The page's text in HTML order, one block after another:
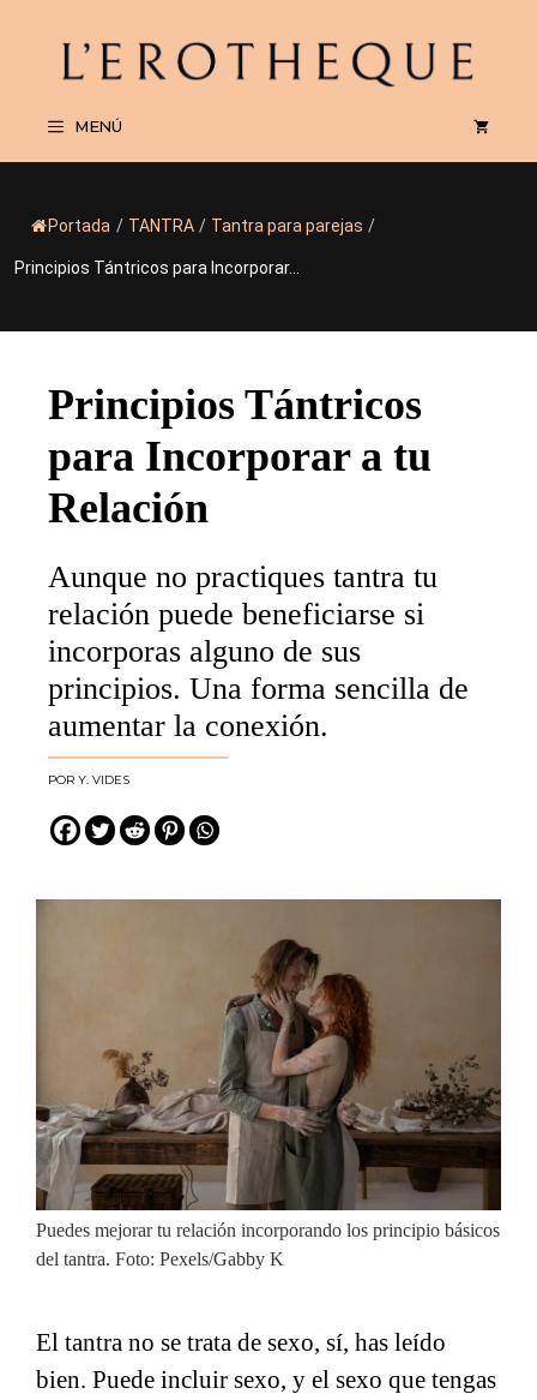
MENÚ
Portada / TANTRA / Tantra para parejas /
Principios Tántricos para Incorporar...
Principios Tántricos
para Incorporar a tu
Relación
Aunque no practiques tantra tu
relación puede beneficiarse si
incorporas alguno de sus
principios. Una forma sencilla de
aumentar la conexión.
Y. VIDES
Puedes mejorar tu relación incorporando los principio básicos
del tantra. Foto: Pexels/Gabby K
El tantra no se trata de sexo, sí, has leído
bien. Puede incluir sexo, y el sexo que tengas